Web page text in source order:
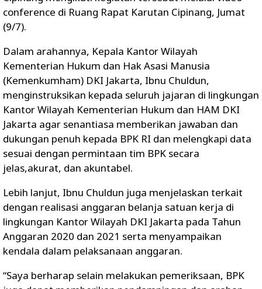
conference di Ruang Rapat Karutan Cipinang, Jumat
(9/7).
Dalam arahannya, Kepala Kantor Wilayah
Kementerian Hukum dan Hak Asasi Manusia
(Kemenkumham) DKI Jakarta, Ibnu Chuldun,
menginstruksikan kepada seluruh jajaran di lingkungan
Kantor Wilayah Kementerian Hukum dan HAM DKI
Jakarta agar senantiasa memberikan jawaban dan
dukungan penuh kepada BPK RI dan melengkapi data
sesuai dengan permintaan tim BPK secara
jelas,akurat, dan akuntabel.
Lebih lanjut, Ibnu Chuldun juga menjelaskan terkait
dengan realisasi anggaran belanja satuan kerja di
lingkungan Kantor Wilayah DKI Jakarta pada Tahun
Anggaran 2020 dan 2021 serta menyampaikan
kendala dalam pelaksanaan anggaran.
“Saya berharap selain melakukan pemeriksaan, BPK